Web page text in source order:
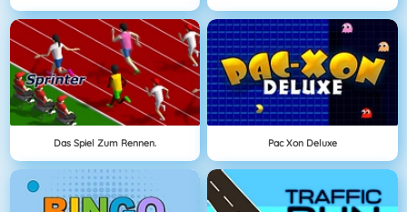
Das Spiel Zum Rennen. Pac Xon Deluxe